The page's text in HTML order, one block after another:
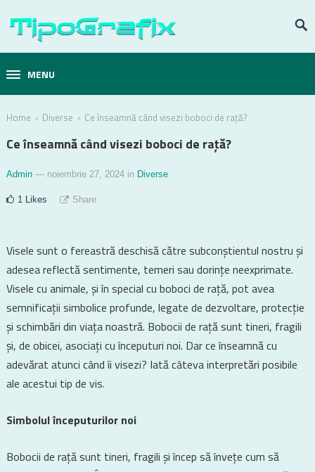
MENU
Home › Diverse › Ce înseamnă când visezi boboci de rață?
Ce înseamnă când visezi boboci de rață?
Admin — noiembrie 27, 2024 in Diverse
1 Likes Share
Visele sunt o fereastră deschisă către subconștientul nostru și
adesea reflectă sentimente, temeri sau dorințe neexprimate.
Visele cu animale, și în special cu boboci de rață, pot avea
semnificații simbolice profunde, legate de dezvoltare, protecție
și schimbări din viața noastră. Bobocii de rață sunt tineri, fragili
și, de obicei, asociați cu începuturi noi. Dar ce înseamnă cu
adevărat atunci când îi visezi? Iată câteva interpretări posibile
ale acestui tip de vis.
Simbolul începuturilor noi
Bobocii de rață sunt tineri, fragili și încep să învețe cum să